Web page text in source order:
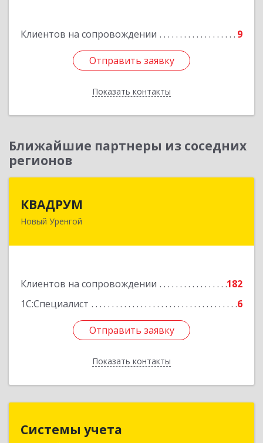
Клиентов на сопровождении 9
Отправить заявку
Показать контакты
Отправить заявку
Назад
Ближайшие партнеры из соседних
регионов
КВАДРУМ
Новый Уренгой
Клиентов на сопровождении
182
1С:Специалист
6
Отправить заявку
Показать контакты
629309, Ямало-Ненецкий АО, Новый Уренгой г,
Отправить заявку
Назад
Системы учета